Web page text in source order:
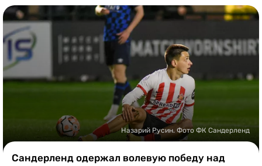
ЧЕ-2028
Букмекеры
Казино
Назарий Русин. Фото ФК Сандерленд
Сандерленд одержал волевую победу над